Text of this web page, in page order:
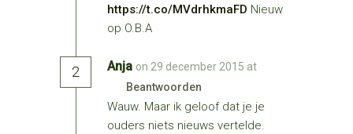
https://t.co/MVdrhkmaFD Nieuw
op O.B.A
2 Anja on 29 december 2015 at
Beantwoorden
Wauw. Maar ik geloof dat je je
ouders niets nieuws vertelde.